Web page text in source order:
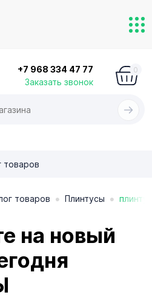
+7 968 334 47 77
Заказать звонок
0
товаров
товаров • Плинтусы •
на новый